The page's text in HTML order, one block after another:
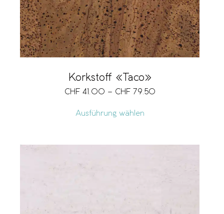
Korkstoff «Taco»
CHF 41.00 – CHF 79.50
Ausführung wählen